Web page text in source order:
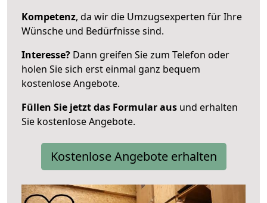
Kompetenz, da wir die Umzugsexperten für Ihre
Wünsche und Bedürfnisse sind.
Interesse? Dann greifen Sie zum Telefon oder
holen Sie sich erst einmal ganz bequem
kostenlose Angebote.
Füllen Sie jetzt das Formular aus und erhalten
Sie kostenlose Angebote.
Kostenlose Angebote erhalten